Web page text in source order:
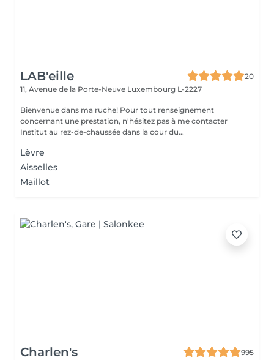
LAB'eille
20
11, Avenue de la Porte-Neuve Luxembourg L-2227
Bienvenue dans ma ruche! Pour tout renseignement
concernant une prestation, n'hésitez pas à me contacter
Institut au rez-de-chaussée dans la cour du...
Lèvre
Aisselles
Maillot
Charlen's
995